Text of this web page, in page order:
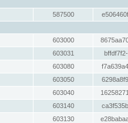
587500
603000
603031
603080
603050
603040
603140
603130